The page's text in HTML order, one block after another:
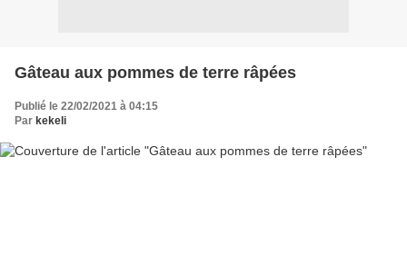
Gâteau aux pommes de terre râpées
Publié le 22/02/2021 à 04:15
Par kekeli